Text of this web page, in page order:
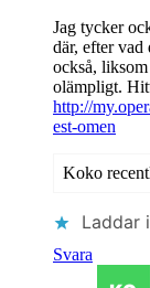
Jag tycker
där, efter
också,
olämpligt.
http://
est-omen
Koko
Laddar
Svara